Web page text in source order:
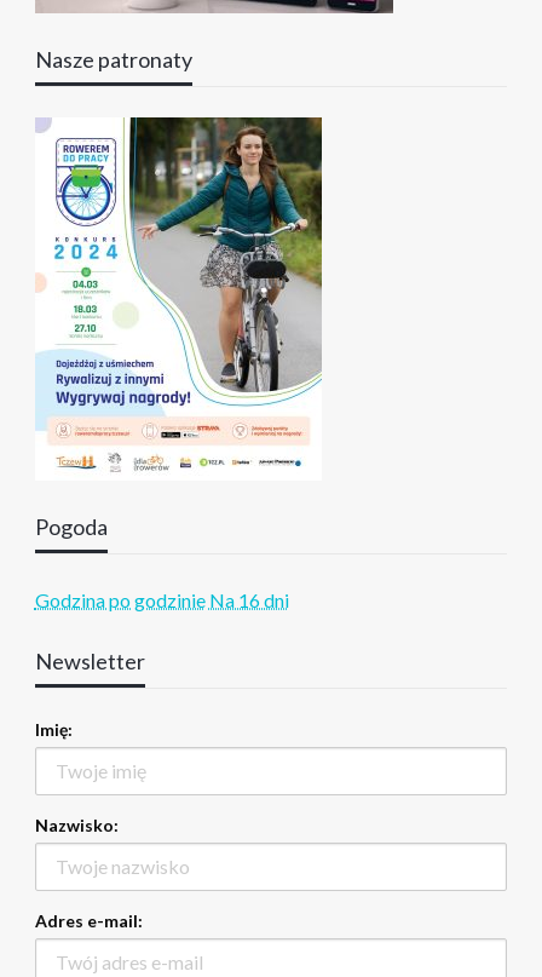
Nasze patronaty
Pogoda
Godzina po godzinie Na 16 dni
Newsletter
Imię:
Nazwisko:
Adres e-mail: